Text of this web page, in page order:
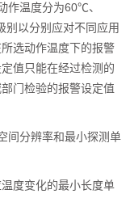
作温度分为60℃、
以分别应对不同应用
选动作温度下的报警
值只能在经过检测的
门检验的报警设定值
间分辨率和最小探测单
度变化的最小长度单